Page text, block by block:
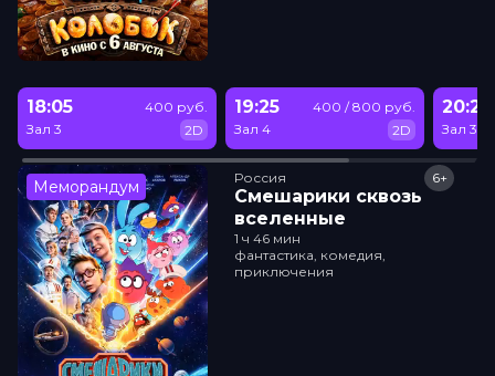
18:05
Зал 3
400 руб.
2D
19:25
Зал 4
400 / 800 руб.
2D
20:20
Зал 3
Меморандум Россия
Смешарики сквозь
вселенные
6+
1 ч 46 мин
фантастика, комедия,
приключения